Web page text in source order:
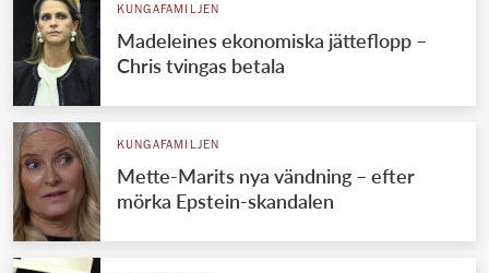
KUNGAFAMILJEN
Madeleines ekonomiska jätteflopp –
Chris tvingas betala
KUNGAFAMILJEN
Mette-Marits nya vändning – efter
mörka Epstein-skandalen